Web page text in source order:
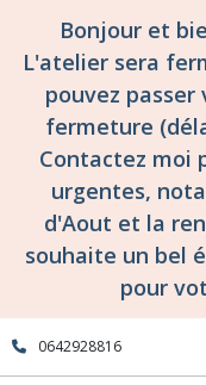
Bonjour et
L'atelier sera
pouvez passer
fermeture
Contactez moi
urgentes,
d'Aout et la
souhaite un bel
pour
0642928816